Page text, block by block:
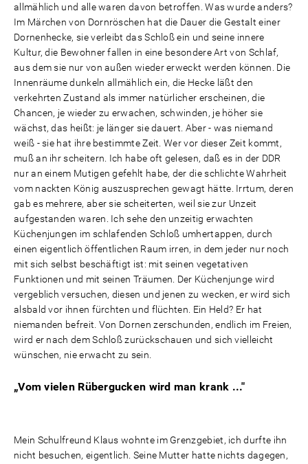
allmählich und alle waren davon betroffen. Was wurde anders?
Im Märchen von Dornröschen hat die Dauer die Gestalt einer
Dornenhecke, sie verleibt das Schloß ein und seine innere
Kultur, die Bewohner fallen in eine besondere Art von Schlaf,
aus dem sie nur von außen wieder erweckt werden können. Die
Innenräume dunkeln allmählich ein, die Hecke läßt den
verkehrten Zustand als immer natürlicher erscheinen, die
Chancen, je wieder zu erwachen, schwinden, je höher sie
wächst, das heißt: je länger sie dauert. Aber - was niemand
weiß - sie hat ihre bestimmte Zeit. Wer vor dieser Zeit kommt,
muß an ihr scheitern. Ich habe oft gelesen, daß es in der DDR
nur an einem Mutigen gefehlt habe, der die schlichte Wahrheit
vom nackten König auszusprechen gewagt hätte. Irrtum, deren
gab es mehrere, aber sie scheiterten, weil sie zur Unzeit
aufgestanden waren. Ich sehe den unzeitig erwachten
Küchenjungen im schlafenden Schloß umhertappen, durch
einen eigentlich öffentlichen Raum irren, in dem jeder nur noch
mit sich selbst beschäftigt ist: mit seinen vegetativen
Funktionen und mit seinen Träumen. Der Küchenjunge wird
vergeblich versuchen, diesen und jenen zu wecken, er wird sich
alsbald vor ihnen fürchten und flüchten. Ein Held? Er hat
niemanden befreit. Von Dornen zerschunden, endlich im Freien,
wird er nach dem Schloß zurückschauen und sich vielleicht
wünschen, nie erwacht zu sein.
„Vom vielen Rübergucken wird man krank ..."
Mein Schulfreund Klaus wohnte im Grenzgebiet, ich durfte ihn
nicht besuchen, eigentlich. Seine Mutter hatte nichts dagegen,